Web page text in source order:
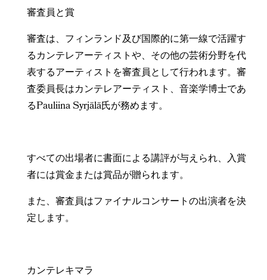
審査員と賞
審査は、フィンランド及び国際的に第一線で活躍す
るカンテレアーティストや、その他の芸術分野を代
表するアーティストを審査員として行われます。審
査委員長はカンテレアーティスト、音楽学博士であ
るPauliina Syrjälä氏が務めます。
すべての出場者に書面による講評が与えられ、入賞
者には賞金または賞品が贈られます。
また、審査員はファイナルコンサートの出演者を決
定します。
カンテレキマラ